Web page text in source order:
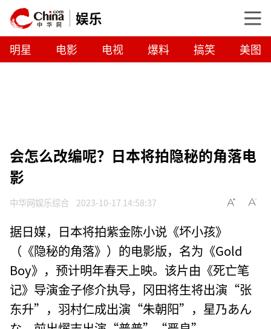
娱乐
明星 电影 电视 爆料 搞笑 美图
会怎么改编呢？日本将拍隐秘的角落电
影
中华网娱乐综合 2023-10-17 14:58:37
据日媒，日本将拍紫金陈小说《坏小孩》
（《隐秘的角落》）的电影版，名为《Gold
Boy》，预计明年春天上映。该片由《死亡笔
记》导演金子修介执导，冈田将生将出演“张
东升”，羽村仁成出演“朱朝阳”，星乃あん